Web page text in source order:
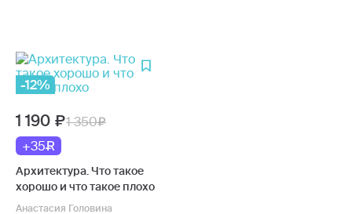
-12%
1 190
1 350
+35
Архитектура. Что такое
хорошо и что такое плохо
Анастасия Головина